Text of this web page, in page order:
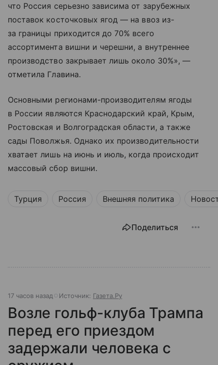
что Россия серьезно зависима от зарубежных
поставок косточковых ягод — на ввоз из-
за границы приходится до 70% всего
ассортимента вишни и черешни, а внутреннее
производство закрывает лишь около 30%», —
отметила Главина.
Основными регионами-производителям ягоды
в России являются Краснодарский край, Крым,
Ростовская и Волгоградская области, а также
сады Поволжья. Однако их производительности
хватает лишь на июнь и июль, когда происходит
массовый сбор вишни.
Турция Россия Внешняя политика
Поделиться
17 часов назад Источник: Газета.Ру
Возле гольф-клуба Трампа
перед его приездом
задержали человека с